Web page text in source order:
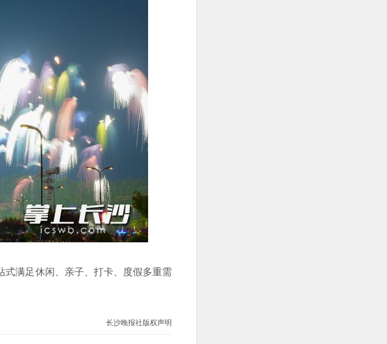
式满足休闲、亲子、打卡、度假多重需
长沙晚报社版权声明